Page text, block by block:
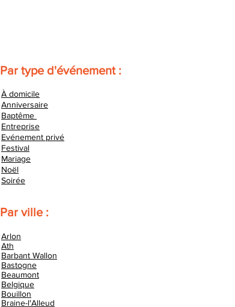
Par type d'événement :
À domicile
Anniversaire
Baptême
Entreprise
Evénement privé
Festival
Mariage
Noël
Soirée
Par ville :
Arlon
Ath
Barbant Wallon
Bastogne
Beaumont
Belgique
Bouillon
Braine-l'Alleud